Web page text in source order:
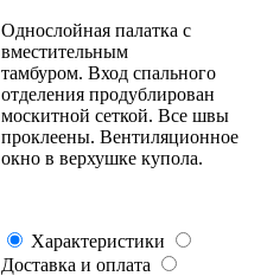
Однослойная палатка с
вместительным
тамбуром. Вход спального
отделения продублирован
москитной сеткой. Все швы
проклеены. Вентиляционное
окно в верхушке купола.
Характеристики
Доставка и оплата